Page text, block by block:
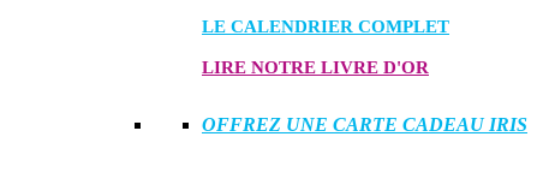
LE CALENDRIER COMPLET
LIRE NOTRE LIVRE D'OR
OFFREZ UNE CARTE CADEAU IRIS